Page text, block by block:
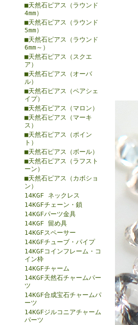
■天然石ピアス（ラウンド
4mm）
■天然石ピアス（ラウンド
5mm）
■天然石ピアス（ラウンド
6mm～）
■天然石ピアス（スクエ
ア）
■天然石ピアス（オーバ
ル）
■天然石ピアス（ペアシェ
イプ）
■天然石ピアス（マロン）
■天然石ピアス（マーキ
ス）
■天然石ピアス（ポイン
ト）
■天然石ピアス（ボール）
■天然石ピアス（ラフスト
ーン）
■天然石ピアス（カボショ
ン）
14KGF ネックレス
14KGFチェーン・鎖
14KGFパーツ金具
14KGF 留め具
14KGFスペーサー
14KGFチューブ・パイプ
14KGFコインフレーム・コ
イン枠
14KGFチャーム
14KGF天然石チャームパー
ツ
14KGF合成宝石チャームパ
ーツ
14KGFジルコニアチャーム
パーツ